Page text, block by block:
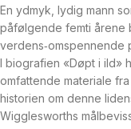
En ydmyk, lydig mann
påfølgende femti årene
verdens‑omspennende
I biografien «Døpt i ild»
omfattende materiale
historien om denne
Wigglesworths